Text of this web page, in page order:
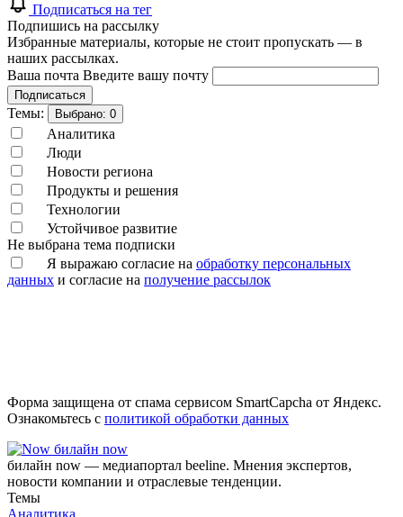
Подписаться на тег
Подпишись на рассылку
Избранные материалы, которые не стоит пропускать — в
наших рассылках.
Ваша почта Введите вашу почту
Подписаться
Темы: Выбрано: 0
Аналитика
Люди
Новости региона
Продукты и решения
Технологии
Устойчивое развитие
Не выбрана тема подписки
Я выражаю согласие на обработку персональных
данных и согласие на получение рассылок
Форма защищена от спама сервисом SmartCapcha от Яндекс.
Ознакомьтесь с политикой обработки данных
билайн now
билайн now — медиапортал beeline. Мнения экспертов,
новости компании и отраслевые тенденции.
Темы
Аналитика